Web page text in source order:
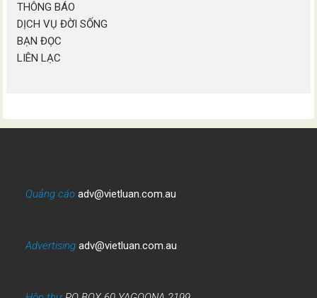
THÔNG BÁO
DỊCH VỤ ĐỜI SỐNG
BẠN ĐỌC
LIÊN LẠC
Quảng cáo adv@vietluan.com.au
Advertising adv@vietluan.com.au